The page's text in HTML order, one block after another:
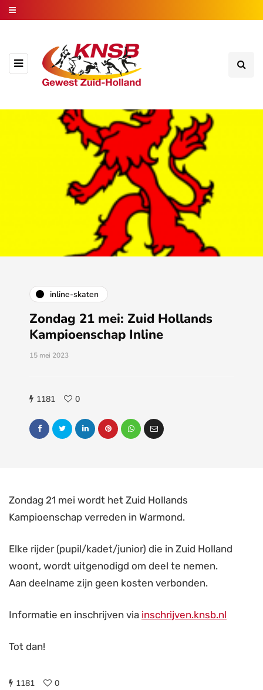
inline-skaten
Zondag 21 mei: Zuid Hollands
Kampioenschap Inline
15 mei 2023
1181 0
Zondag 21 mei wordt het Zuid Hollands
Kampioenschap verreden in Warmond.
Elke rijder (pupil/kadet/junior) die in Zuid Holland
woont, wordt uitgenodigd om deel te nemen.
Aan deelname zijn geen kosten verbonden.
Informatie en inschrijven via inschrijven.knsb.nl
Tot dan!
1181 0